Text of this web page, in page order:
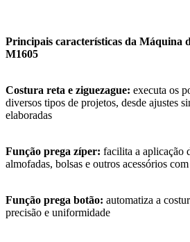
Principais características da Máquina
M1605
Costura reta e ziguezague: executa os
diversos tipos de projetos, desde ajustes
elaboradas
Função prega zíper: facilita a aplicação
almofadas, bolsas e outros acessórios
Função prega botão: automatiza a
precisão e uniformidade